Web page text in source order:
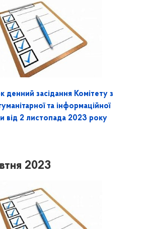
денний засідання Комітету з
та інформаційної
від 2 листопада 2023 року
2023